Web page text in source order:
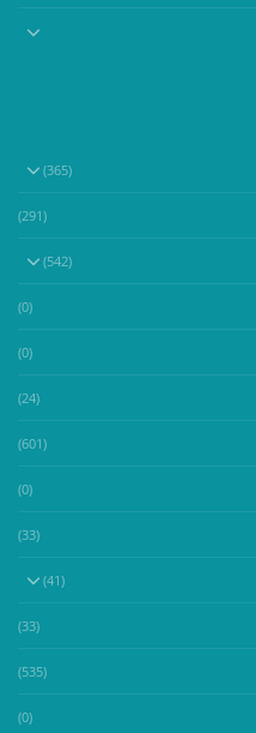
(365)
(291)
(542)
(0)
(0)
(24)
(601)
(0)
(33)
(41)
(33)
(535)
(0)